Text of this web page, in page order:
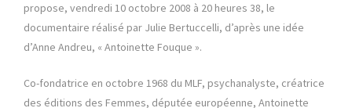
propose, vendredi 10 octobre 2008 à 20 heures 38, le
documentaire réalisé par Julie Bertuccelli, d’après une idée
d’Anne Andreu, « Antoinette Fouque ».
Co-fondatrice en octobre 1968 du MLF, psychanalyste, créatrice
des éditions des Femmes, députée européenne, Antoinette